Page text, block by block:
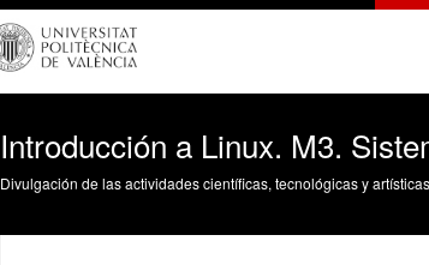
Introducción a Linux. M3.
Divulgación de las actividades científicas, tecnológicas y